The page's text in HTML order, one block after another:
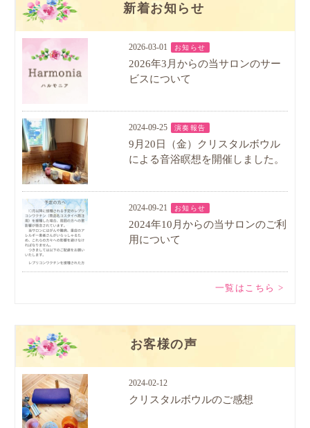
新着お知らせ
2026-03-01 お知らせ
2026年3月からの当サロンのサー
ビスについて
2024-09-25 演奏報告
9月20日（金）クリスタルボウル
による音浴瞑想を開催しました。
2024-09-21 お知らせ
2024年10月からの当サロンのご利
用について
一覧はこちら >
お客様の声
2024-02-12
クリスタルボウルのご感想